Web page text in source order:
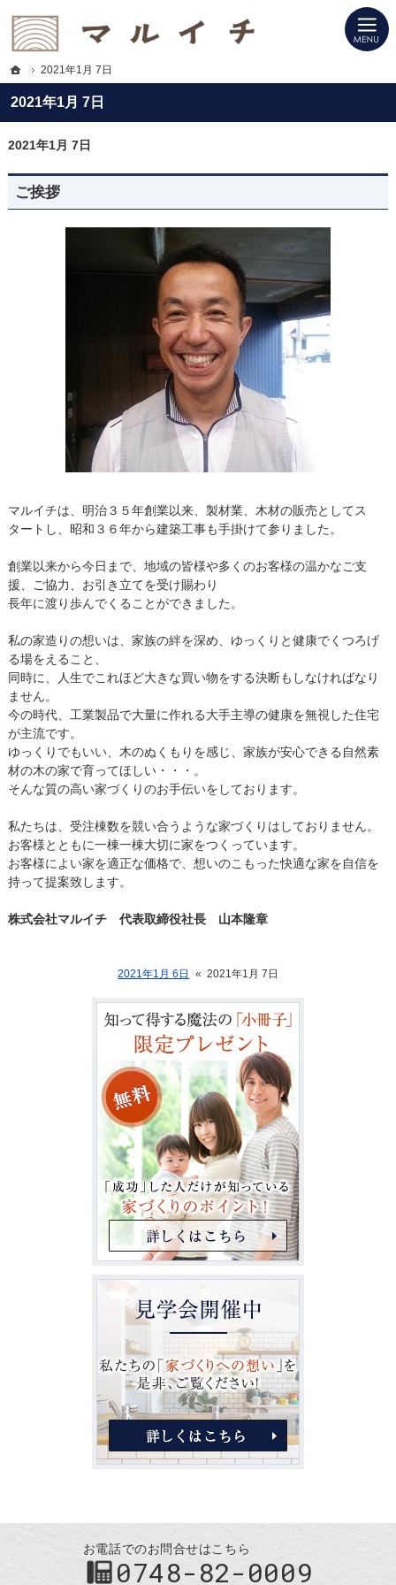
2021年1月 7日
プロの目線からご提案。滋賀県甲賀市の注文住宅・新築戸建てを手がける工務店
滋賀県甲賀市の新築・注文住宅・新築戸建てを手がける工務店ならマルイチ
2021年1月 7日
ご挨拶
マルイチは、明治３５年創業以来、製材業、木材の販売としてス
タートし、昭和３６年から建築工事も手掛けて参りました。
創業以来から今日まで、地域の皆様や多くのお客様の温かなご支
援、ご協力、お引き立てを受け賜わり
長年に渡り歩んでくることができました。
私の家造りの想いは、家族の絆を深め、ゆっくりと健康でくつろげ
る場をえること、
同時に、人生でこれほど大きな買い物をする決断もしなければなり
ません。
今の時代、工業製品で大量に作れる大手主導の健康を無視した住宅
が主流です。
ゆっくりでもいい、木のぬくもりを感じ、家族が安心できる自然素
材の木の家で育ってほしい・・・。
そんな質の高い家づくりのお手伝いをしております。
私たちは、受注棟数を競い合うような家づくりはしておりません。
お客様とともに一棟一棟大切に家をつくっています。
お客様によい家を適正な価格で、想いのこもった快適な家を自信を
持って提案致します。
株式会社マルイチ 代表取締役社長 山本隆章
2021年1月 6日 « 2021年1月 7日
ホーム
2021年1月 7日
お電話でのお問合せはこちら
0748-82-0009